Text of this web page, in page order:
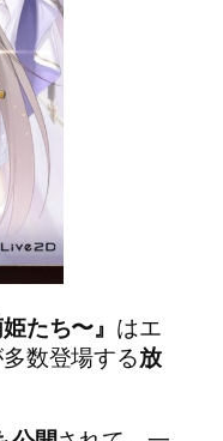
たち〜』 はエ
数登場する放